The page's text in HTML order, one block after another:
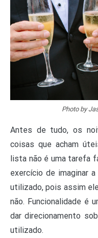
Photo by
Antes de tudo, os
coisas que acham
lista não é uma tarefa
exercício de imaginar
utilizado, pois assim
não. Funcionalidade é
dar direcionamento
utilizado.